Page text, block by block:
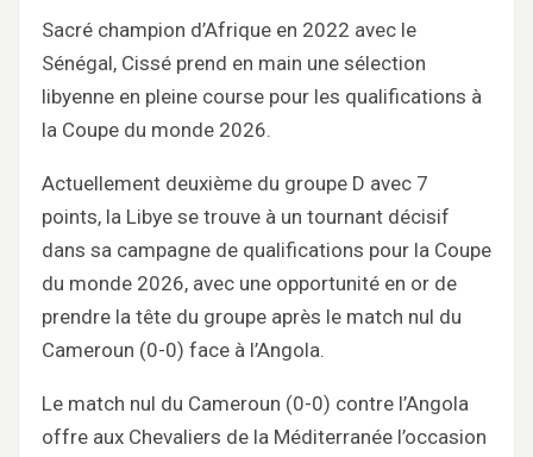
Sacré champion d’Afrique en 2022 avec le
Sénégal, Cissé prend en main une sélection
libyenne en pleine course pour les qualifications à
la Coupe du monde 2026.
Actuellement deuxième du groupe D avec 7
points, la Libye se trouve à un tournant décisif
dans sa campagne de qualifications pour la Coupe
du monde 2026, avec une opportunité en or de
prendre la tête du groupe après le match nul du
Cameroun (0-0) face à l’Angola.
Le match nul du Cameroun (0-0) contre l’Angola
offre aux Chevaliers de la Méditerranée l’occasion